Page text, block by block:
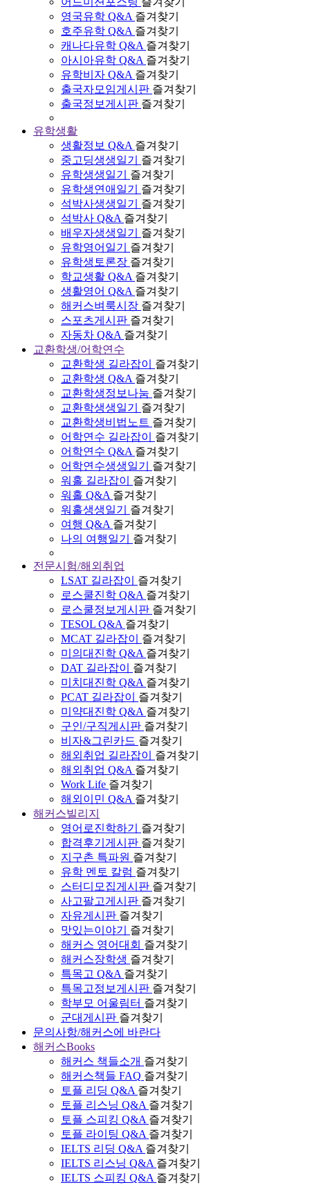
영국유학 Q&A 즐겨찾기
호주유학 Q&A 즐겨찾기
캐나다유학 Q&A 즐겨찾기
아시아유학 Q&A 즐겨찾기
유학비자 Q&A 즐겨찾기
출국자모임게시판 즐겨찾기
출국정보게시판 즐겨찾기
유학생활
생활정보 Q&A 즐겨찾기
중고딩생생일기
즐겨찾기
유학생생일기
즐겨찾기
유학생연애일기
즐겨찾기
석박사생생일기
즐겨찾기
석박사 Q&A 즐겨찾기
배우자생생일기
즐겨찾기
유학영어일기
즐겨찾기
유학생토론장 즐겨찾기
학교생활 Q&A 즐겨찾기
생활영어 Q&A 즐겨찾기
해커스벼룩시장 즐겨찾기
스포츠게시판 즐겨찾기
자동차 Q&A 즐겨찾기
교환학생/어학연수
교환학생 길라잡이
즐겨찾기
교환학생 Q&A 즐겨찾기
교환학생정보나눔 즐겨찾기
교환학생생일기
즐겨찾기
교환학생비법노트 즐겨찾기
어학연수 길라잡이
즐겨찾기
어학연수 Q&A 즐겨찾기
어학연수생생일기
즐겨찾기
워홀 길라잡이
즐겨찾기
워홀 Q&A 즐겨찾기
워홀생생일기
즐겨찾기
여행 Q&A 즐겨찾기
나의 여행일기
즐겨찾기
전문시험/해외취업
LSAT 길라잡이
즐겨찾기
로스쿨진학 Q&A 즐겨찾기
로스쿨정보게시판 즐겨찾기
TESOL Q&A 즐겨찾기
MCAT 길라잡이
즐겨찾기
미의대진학 Q&A 즐겨찾기
DAT 길라잡이
즐겨찾기
미치대진학 Q&A 즐겨찾기
PCAT 길라잡이
즐겨찾기
미약대진학 Q&A 즐겨찾기
구인/구직게시판 즐겨찾기
비자&그린카드 즐겨찾기
해외취업 길라잡이
즐겨찾기
해외취업 Q&A 즐겨찾기
Work Life 즐겨찾기
해외이민 Q&A 즐겨찾기
해커스빌리지
영어로진학하기
즐겨찾기
합격후기게시판 즐겨찾기
지구촌 특파원 즐겨찾기
유학 멘토 칼럼 즐겨찾기
스터디모집게시판 즐겨찾기
사고팔고게시판 즐겨찾기
자유게시판 즐겨찾기
맛있는이야기
즐겨찾기
해커스 영어대회 즐겨찾기
해커스장학생 즐겨찾기
특목고 Q&A 즐겨찾기
특목고정보게시판 즐겨찾기
학부모 어울림터 즐겨찾기
군대게시판 즐겨찾기
문의사항/해커스에 바란다
해커스Books
해커스 책들소개 즐겨찾기
해커스책들 FAQ 즐겨찾기
토플 리딩 Q&A 즐겨찾기
토플 리스닝 Q&A 즐겨찾기
토플 스피킹 Q&A 즐겨찾기
토플 라이팅 Q&A 즐겨찾기
IELTS 리딩 Q&A 즐겨찾기
IELTS 리스닝 Q&A 즐겨찾기
IELTS 스피킹 Q&A 즐겨찾기